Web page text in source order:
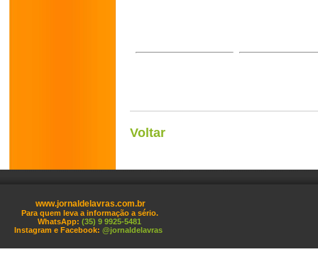
Voltar
www.jornaldelavras.com.br
Para quem leva a informação a sério.
WhatsApp: (35) 9 9925-5481
Instagram e Facebook: @jornaldelavras